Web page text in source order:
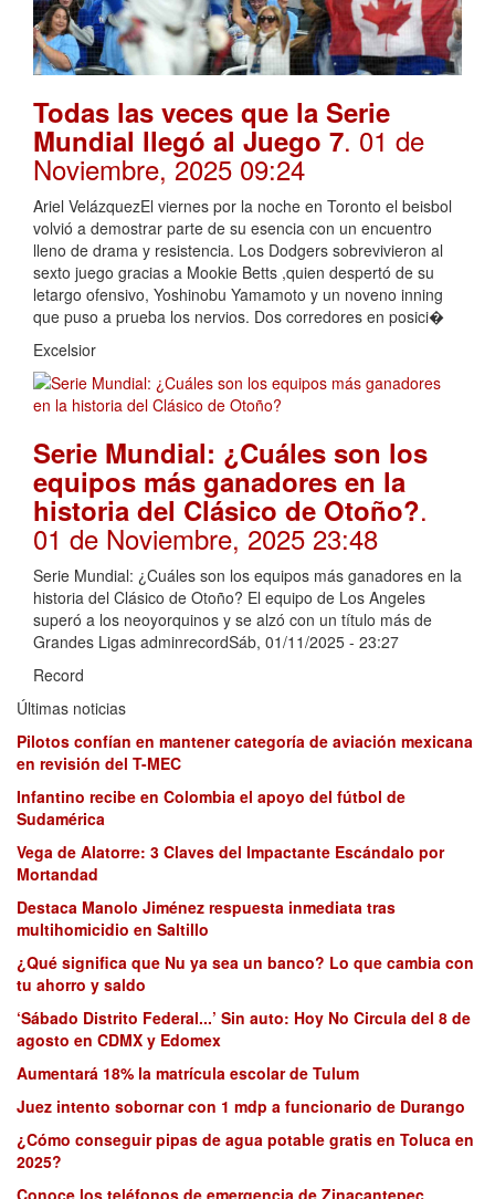
Todas las veces que la Serie
Mundial llegó al Juego 7. 01 de
Noviembre, 2025 09:24
Ariel VelázquezEl viernes por la noche en Toronto el beisbol
volvió a demostrar parte de su esencia con un encuentro
lleno de drama y resistencia. Los Dodgers sobrevivieron al
sexto juego gracias a Mookie Betts ,quien despertó de su
letargo ofensivo, Yoshinobu Yamamoto y un noveno inning
que puso a prueba los nervios. Dos corredores en posici�
Excelsior
Serie Mundial: ¿Cuáles son los
equipos más ganadores en la
historia del Clásico de Otoño?.
01 de Noviembre, 2025 23:48
Serie Mundial: ¿Cuáles son los equipos más ganadores en la
historia del Clásico de Otoño? El equipo de Los Angeles
superó a los neoyorquinos y se alzó con un título más de
Grandes Ligas adminrecordSáb, 01/11/2025 - 23:27
Record
Últimas noticias
Pilotos confían en mantener categoría de aviación mexicana
en revisión del T-MEC
Infantino recibe en Colombia el apoyo del fútbol de
Sudamérica
Vega de Alatorre: 3 Claves del Impactante Escándalo por
Mortandad
Destaca Manolo Jiménez respuesta inmediata tras
multihomicidio en Saltillo
¿Qué significa que Nu ya sea un banco? Lo que cambia con
tu ahorro y saldo
‘Sábado Distrito Federal...’ Sin auto: Hoy No Circula del 8 de
agosto en CDMX y Edomex
Aumentará 18% la matrícula escolar de Tulum
Juez intento sobornar con 1 mdp a funcionario de Durango
¿Cómo conseguir pipas de agua potable gratis en Toluca en
2025?
Conoce los teléfonos de emergencia de Zinacantepec